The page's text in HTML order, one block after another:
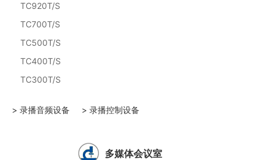
TC920T/S
TC700T/S
TC500T/S
TC400T/S
TC300T/S
> 录播音频设备 > 录播控制设备
多媒体会议室